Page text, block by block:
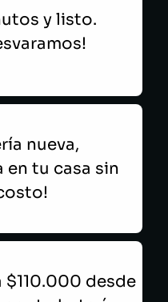
y listo.
nueva,
en tu casa sin
$110.000 desde